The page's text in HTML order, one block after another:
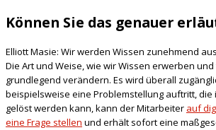
Können Sie das genauer
Elliott Masie: Wir werden Wissen zunehmend
Die Art und Weise, wie wir Wissen erwerben
grundlegend verändern. Es wird überall
beispielsweise eine Problemstellung auftritt, die
gelöst werden kann, kann der Mitarbeiter auf
eine Frage stellen und erhält sofort eine